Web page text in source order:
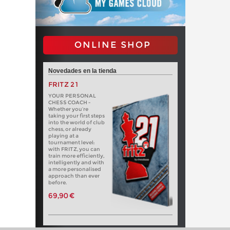
ONLINE SHOP
Novedades en la tienda
FRITZ 21
YOUR PERSONAL
CHESS COACH -
Whether you’re
taking your first steps
into the world of club
chess, or already
playing at a
tournament level:
with FRITZ, you can
train more efficiently,
intelligently and with
a more personalised
approach than ever
before.
69,90 €